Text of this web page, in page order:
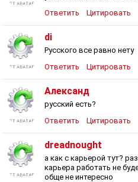
Ответить
Цитировать
di
Русского все равно нету
Ответить
Цитировать
Александ
русский есть?
Ответить
Цитировать
dreadnought
а как с карьерой тут?
карьера работать не
обще не интересно